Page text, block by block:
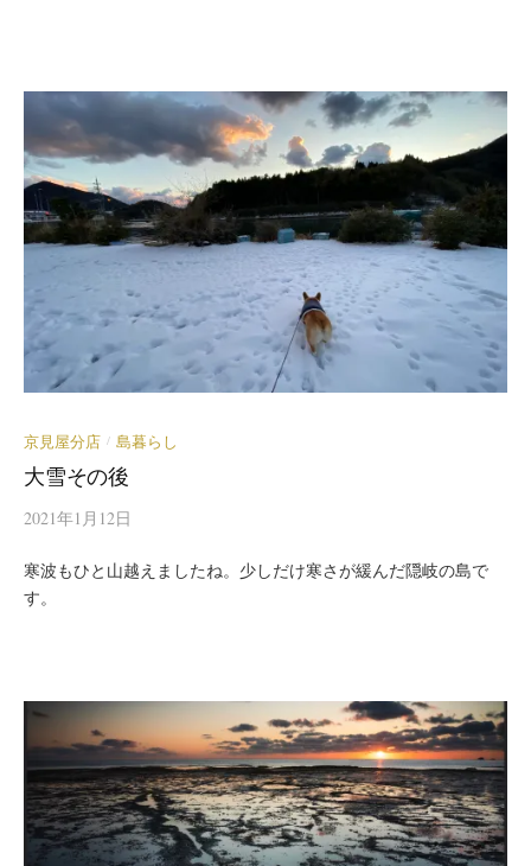
京見屋分店 / 島暮らし
大雪その後
2021年1月12日
寒波もひと山越えましたね。少しだけ寒さが緩んだ隠岐の島で
す。